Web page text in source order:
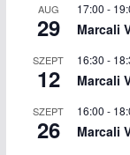
AUG
29
17:00 -
Marcali
SZEPT
12
16:30 -
Marcali
SZEPT
26
16:00 -
Marcali